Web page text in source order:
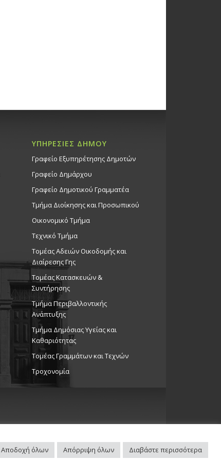
ΥΠΗΡΕΣΙΕΣ ΔΗΜΟΥ
Γραφείο Εξυπηρέτησης Δημοτών
Γραφείο Δημάρχου
Γραφείο Δημοτικού Γραμματέα
Τμήμα Διοίκησης και Προσωπικού
Οικονομικό Τμήμα
Τεχνικό Τμήμα
Τομέας Αδειών Οικοδομής και
Διαίρεσης Γης
Τομέας Κατασκευών &
Συντήρησης
Τμήμα Περιβαλλοντικής
Ανάπτυξης
Tμήμα Δημόσιας Υγείας και
Καθαριότητας
Τομέας Γραμμάτων και Τεχνών
Τροχονομία
Αποδοχή όλων Απόρριψη όλων Διαβάστε περισσότερα